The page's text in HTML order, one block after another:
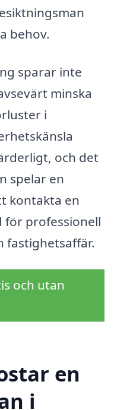
behov.
sparar inte
minska
i
och det
spelar en
kontakta en
för professionell
fastighetsaffär.
och utan
en
i